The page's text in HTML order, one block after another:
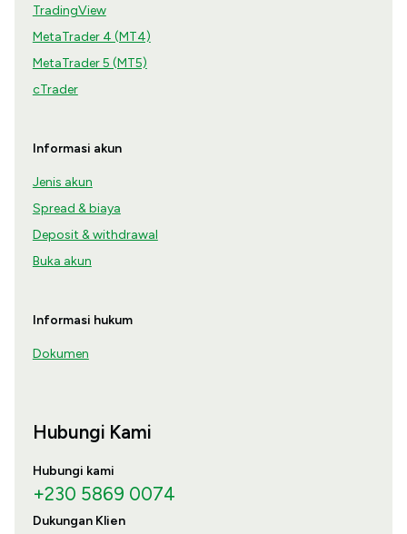
TradingView
MetaTrader 4 (MT4)
MetaTrader 5 (MT5)
cTrader
Informasi akun
Jenis akun
Spread & biaya
Deposit & withdrawal
Buka akun
Informasi hukum
Dokumen
Hubungi Kami
Hubungi kami
+230 5869 0074
Dukungan Klien